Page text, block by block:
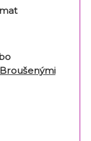
Broušenými